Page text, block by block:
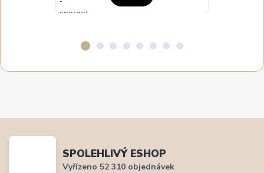
SPOLEHLIVÝ ESHOP
Vyřízeno 52 310 objednávek